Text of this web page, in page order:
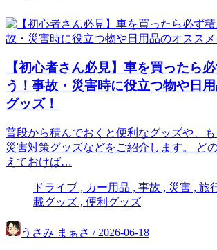
【初心者さん必見】車を買ったら
う！事故・災害時に役立つ物や日
グッズ！
普段から積んでおくと便利なグッズや、
災害対策グッズなどをご紹介します。 ど
えておけば…
ドライブ , カー用品 , 事故 , 災害 , 旅
載グッズ , 便利グッズ
うさみ まぁさ / 2026-06-18